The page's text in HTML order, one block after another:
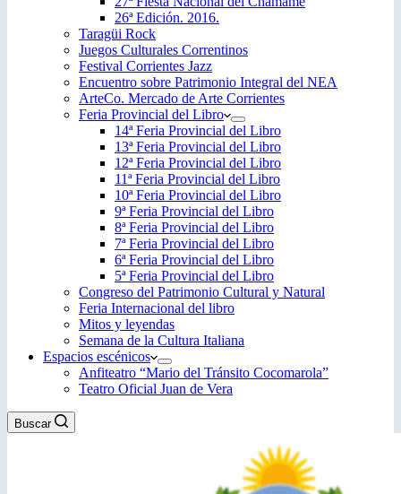
26ª Edición. 2016.
Taragüi Rock
Juegos Culturales Correntinos
Festival Corrientes Jazz
Encuentro sobre Patrimonio Integral del NEA
ArteCo. Mercado de Arte Corrientes
Feria Provincial del Libro
14ª Feria Provincial del Libro
13ª Feria Provincial del Libro
12ª Feria Provincial del Libro
11ª Feria Provincial del Libro
10ª Feria Provincial del Libro
9ª Feria Provincial del Libro
8ª Feria Provincial del Libro
7ª Feria Provincial del Libro
6ª Feria Provincial del Libro
5ª Feria Provincial del Libro
Congreso del Patrimonio Cultural y Natural
Feria Internacional del libro
Mitos y leyendas
Semana de la Cultura Italiana
Espacios escénicos
Anfiteatro “Mario del Tránsito Cocomarola”
Teatro Oficial Juan de Vera
Buscar